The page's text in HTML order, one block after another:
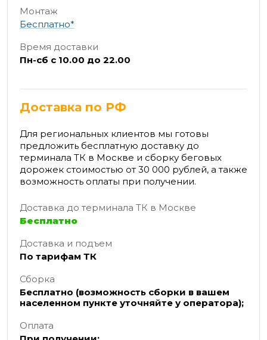
Монтаж
Бесплатно*
Время доставки
Пн-сб с 10.00 до 22.00
Доставка по РФ
Для региональных клиентов мы готовы
предложить бесплатную доставку до
терминала ТК в Москве и сборку беговых
дорожек стоимостью от 30 000 рублей, а также
возможность оплаты при получении.
Доставка до терминала ТК в Москве
Бесплатно
Доставка и подъем
По тарифам ТК
Сборка
Бесплатно (возможность сборки в вашем
населенном пункте уточняйте у оператора);
Оплата